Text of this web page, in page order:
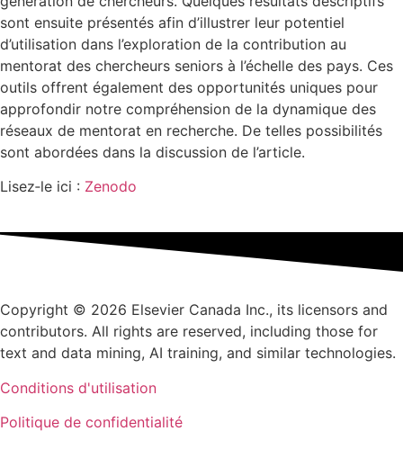
sont ensuite présentés afin d’illustrer leur potentiel
d’utilisation dans l’exploration de la contribution au
mentorat des chercheurs seniors à l’échelle des pays. Ces
outils offrent également des opportunités uniques pour
approfondir notre compréhension de la dynamique des
réseaux de mentorat en recherche. De telles possibilités
sont abordées dans la discussion de l’article.
Lisez‑le ici : Zenodo
Copyright © 2026 Elsevier Canada Inc., its licensors and
contributors. All rights are reserved, including those for
text and data mining, AI training, and similar technologies.
Conditions d'utilisation
Politique de confidentialité